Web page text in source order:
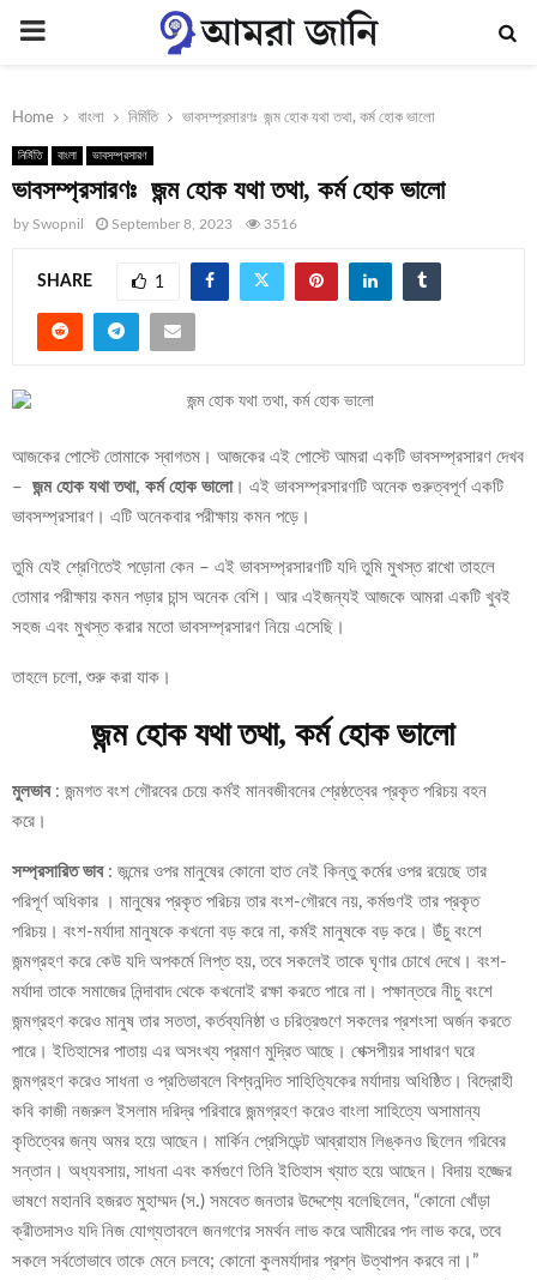
PRIMARY
Home বাংলা নির্মিতি ভাবসম্প্রসারণঃ জন্ম হোক যথা তথা, কর্ম হোক ভালো
নির্মিতি বাংলা ভাবসম্প্রসারণ
ভাবসম্প্রসারণঃ জন্ম হোক যথা তথা, কর্ম হোক ভালো
by Swopnil September 8, 2023 3516
SHARE 1
আজকের পোস্টে তোমাকে স্বাগতম। আজকের এই পোস্টে আমরা একটি ভাবসম্প্রসারণ দেখব
– জন্ম হোক যথা তথা, কর্ম হোক ভালো। এই ভাবসম্প্রসারণটি অনেক গুরুত্বপূর্ণ একটি
ভাবসম্প্রসারণ। এটি অনেকবার পরীক্ষায় কমন পড়ে।
তুমি যেই শ্রেণিতেই পড়োনা কেন – এই ভাবসম্প্রসারণটি যদি তুমি মুখস্ত রাখো তাহলে
তোমার পরীক্ষায় কমন পড়ার চান্স অনেক বেশি। আর এইজন্যই আজকে আমরা একটি খুবই
সহজ এবং মুখস্ত করার মতো ভাবসম্প্রসারণ নিয়ে এসেছি।
তাহলে চলো, শুরু করা যাক।
জন্ম হোক যথা তথা, কর্ম হোক ভালো
মুলভাব : জন্মগত বংশ গৌরবের চেয়ে কর্মই মানবজীবনের শ্রেষ্ঠত্বের প্রকৃত পরিচয় বহন
করে।
সম্প্রসারিত ভাব : জন্মের ওপর মানুষের কোনো হাত নেই কিন্তু কর্মের ওপর রয়েছে তার
পরিপূর্ণ অধিকার । মানুষের প্রকৃত পরিচয় তার বংশ-গৌরবে নয়, কর্মগুণই তার প্রকৃত
পরিচয়। বংশ-মর্যাদা মানুষকে কখনো বড় করে না, কর্মই মানুষকে বড় করে। উঁচু বংশে
জন্মগ্রহণ করে কেউ যদি অপকর্মে লিপ্ত হয়, তবে সকলেই তাকে ঘৃণার চোখে দেখে। বংশ-
মর্যাদা তাকে সমাজের নিন্দাবাদ থেকে কখনোই রক্ষা করতে পারে না। পক্ষান্তরে নীচু বংশে
জন্মগ্রহণ করেও মানুষ তার সততা, কর্তব্যনিষ্ঠা ও চরিত্রগুণে সকলের প্রশংসা অর্জন করতে
পারে। ইতিহাসের পাতায় এর অসংখ্য প্রমাণ মুদ্রিত আছে। শেক্সপীয়র সাধারণ ঘরে
জন্মগ্রহণ করেও সাধনা ও প্রতিভাবলে বিশ্বনন্দিত সাহিত্যিকের মর্যাদায় অধিষ্ঠিত। বিদ্রোহী
কবি কাজী নজরুল ইসলাম দরিদ্র পরিবারে জন্মগ্রহণ করেও বাংলা সাহিত্যে অসামান্য
কৃতিত্বের জন্য অমর হয়ে আছেন। মার্কিন প্রেসিডেন্ট আব্রাহাম লিঙ্কনও ছিলেন গরিবের
সন্তান। অধ্যবসায়, সাধনা এবং কর্মগুণে তিনি ইতিহাস খ্যাত হয়ে আছেন। বিদায় হজ্জের
ভাষণে মহানবি হজরত মুহাম্মদ (স.) সমবেত জনতার উদ্দেশ্যে বলেছিলেন, “কোনো খোঁড়া
ক্রীতদাসও যদি নিজ যোগ্যতাবলে জনগণের সমর্থন লাভ করে আমীরের পদ লাভ করে, তবে
সকলে সর্বতোভাবে তাকে মেনে চলবে; কোনো কুলমর্যাদার প্রশ্ন উত্থাপন করবে না।”